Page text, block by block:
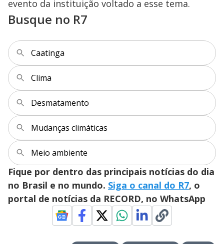
i
d
e
o
evento da instituição voltado a esse tema.
Busque no R7
Caatinga
Clima
Desmatamento
Mudanças climáticas
Meio ambiente
Fique por dentro das principais notícias do dia
no Brasil e no mundo. Siga o canal do R7, o
portal de notícias da RECORD, no WhatsApp